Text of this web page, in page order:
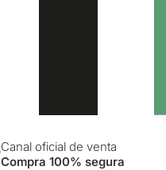
Canal oficial de venta
Compra 100% segura